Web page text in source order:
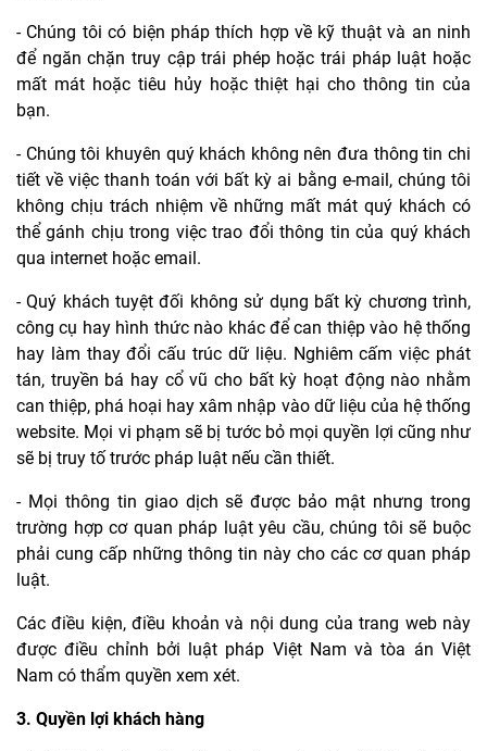
- Chúng tôi có biện pháp thích hợp về kỹ thuật và an ninh
để ngăn chặn truy cập trái phép hoặc trái pháp luật hoặc
mất mát hoặc tiêu hủy hoặc thiệt hại cho thông tin của
bạn.
- Chúng tôi khuyên quý khách không nên đưa thông tin chi
tiết về việc thanh toán với bất kỳ ai bằng e-mail, chúng tôi
không chịu trách nhiệm về những mất mát quý khách có
thể gánh chịu trong việc trao đổi thông tin của quý khách
qua internet hoặc email.
- Quý khách tuyệt đối không sử dụng bất kỳ chương trình,
công cụ hay hình thức nào khác để can thiệp vào hệ thống
hay làm thay đổi cấu trúc dữ liệu. Nghiêm cấm việc phát
tán, truyền bá hay cổ vũ cho bất kỳ hoạt động nào nhằm
can thiệp, phá hoại hay xâm nhập vào dữ liệu của hệ thống
website. Mọi vi phạm sẽ bị tước bỏ mọi quyền lợi cũng như
sẽ bị truy tố trước pháp luật nếu cần thiết.
- Mọi thông tin giao dịch sẽ được bảo mật nhưng trong
trường hợp cơ quan pháp luật yêu cầu, chúng tôi sẽ buộc
phải cung cấp những thông tin này cho các cơ quan pháp
luật.
Các điều kiện, điều khoản và nội dung của trang web này
được điều chỉnh bởi luật pháp Việt Nam và tòa án Việt
Nam có thẩm quyền xem xét.
3. Quyền lợi khách hàng